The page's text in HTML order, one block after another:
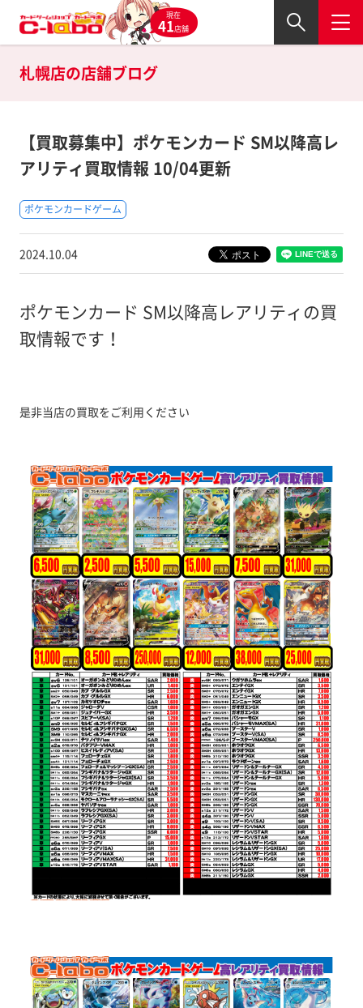
現在
41店舗
札幌店の店舗ブログ
【買取募集中】ポケモンカード SM以降高レ
アリティ買取情報 10/04更新
ポケモンカードゲーム
2024.10.04
ポケモンカード SM以降高レアリティの買
取情報です！
是非当店の買取をご利用ください